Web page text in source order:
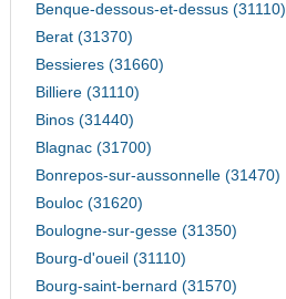
Benque-dessous-et-dessus (31110)
Berat (31370)
Bessieres (31660)
Billiere (31110)
Binos (31440)
Blagnac (31700)
Bonrepos-sur-aussonnelle (31470)
Bouloc (31620)
Boulogne-sur-gesse (31350)
Bourg-d'oueil (31110)
Bourg-saint-bernard (31570)